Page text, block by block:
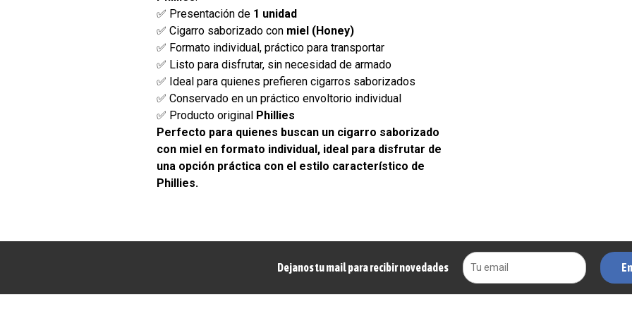
✅ Presentación de 1 unidad
✅ Cigarro saborizado con miel (Honey)
✅ Formato individual, práctico para transportar
✅ Listo para disfrutar, sin necesidad de armado
✅ Ideal para quienes prefieren cigarros saborizados
✅ Conservado en un práctico envoltorio individual
✅ Producto original Phillies
Perfecto para quienes buscan un cigarro saborizado
con miel en formato individual, ideal para disfrutar de
una opción práctica con el estilo característico de
Phillies.
Dejanos tu mail para recibir novedades